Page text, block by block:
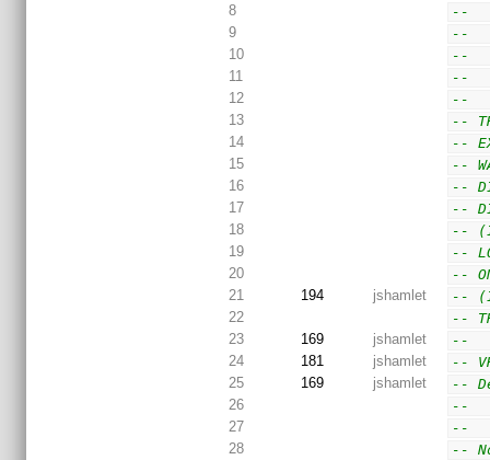
8
--
9
--
10
--
11
--
12
--
13
--
14
--
15
--
16
--
17
--
18
--
19
--
20
--
21
194 jshamlet
--
22
--
23
169 jshamlet
--
24
181 jshamlet
--
25
169 jshamlet
--
26
--
27
--
28
--